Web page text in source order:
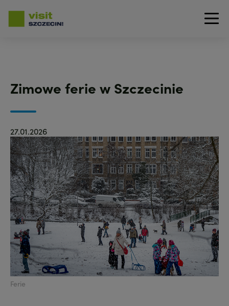
Zimowe ferie w Szczecinie
27.01.2026
Ferie